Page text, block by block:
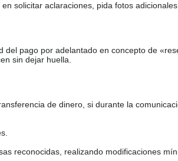
solicitar aclaraciones, pida fotos
pago por adelantado en concepto de
sin dejar huella.
de dinero, si durante la
reconocidas, realizando modificaciones